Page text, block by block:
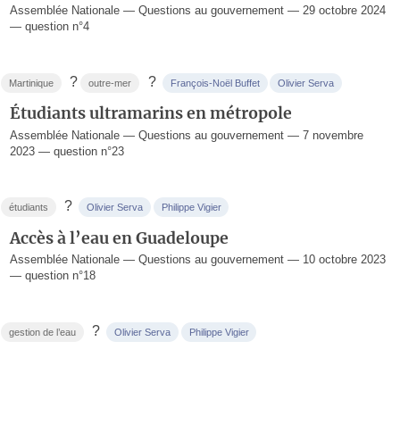
Assemblée Nationale — Questions au gouvernement — 29 octobre 2024
— question n°4
Martinique ? outre-mer ? François-Noël Buffet Olivier Serva
Étudiants ultramarins en métropole
Assemblée Nationale — Questions au gouvernement — 7 novembre
2023 — question n°23
étudiants ? Olivier Serva Philippe Vigier
Accès à l’eau en Guadeloupe
Assemblée Nationale — Questions au gouvernement — 10 octobre 2023
— question n°18
gestion de l’eau ? Olivier Serva Philippe Vigier